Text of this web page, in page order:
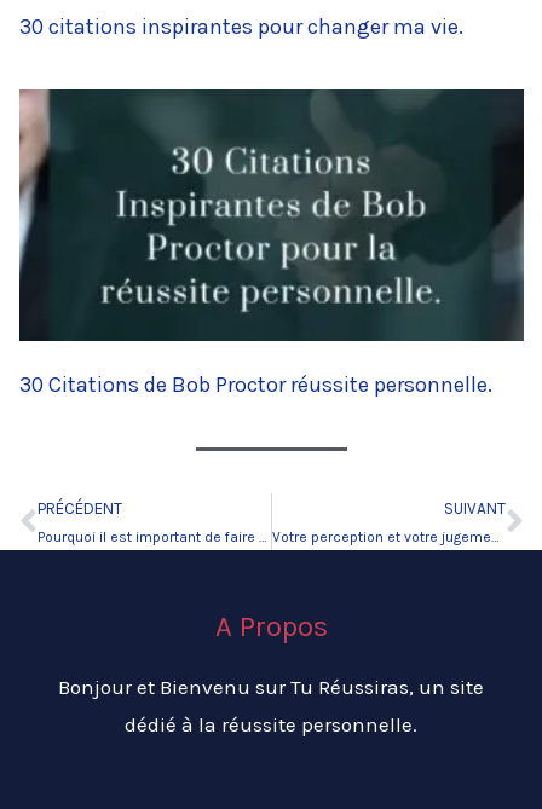
30 citations inspirantes pour changer ma vie.
30 Citations de Bob Proctor réussite personnelle.
Précédent
PRÉCÉDENT
Pourquoi il est important de faire preuve de créativité ?
SUIVANT
Votre perception et votre jugement sont-ils juste ?
A Propos
Bonjour et Bienvenu sur Tu Réussiras, un site
dédié à la réussite personnelle.